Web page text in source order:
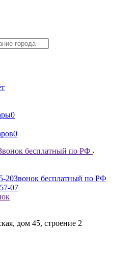
0
0
бесплатный по РФ
20Звонок бесплатный по РФ
07
дом 45, строение 2